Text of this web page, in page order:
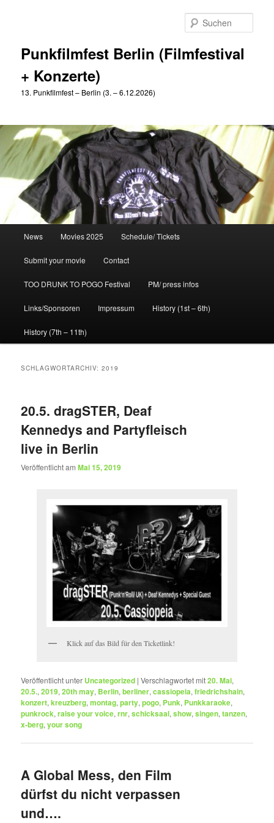
Punkfilmfest Berlin (Filmfestival
+ Konzerte)
13. Punkfilmfest – Berlin (3. – 6.12.2026)
News Movies 2025 Schedule/ Tickets
Submit your movie Contact
TOO DRUNK TO POGO Festival PM/ press infos
Links/Sponsoren Impressum History (1st – 6th)
History (7th – 11th)
SCHLAGWORTARCHIV:2019
20.5. dragSTER, Deaf
Kennedys and Partyfleisch
live in Berlin
Veröffentlicht amMai 15, 2019
Klick auf das Bild für den Ticketlink!
Veröffentlicht unter Uncategorized |Verschlagwortet mit20. Mai,
20.5.,2019,20th may, Berlin,berliner,cassiopeia,friedrichshain,
konzert,kreuzberg,montag,party,pogo, Punk, Punkkaraoke,
punkrock,raise your voice,rnr,schicksaal,show,singen,tanzen,
x-berg,your song
A Global Mess, den Film
dürfst du nicht verpassen
und….